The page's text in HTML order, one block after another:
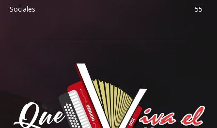
Sociales
55